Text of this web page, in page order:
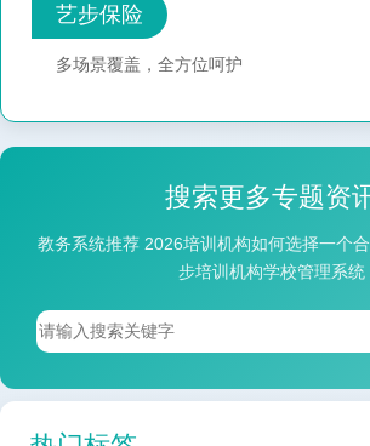
艺步保险
多场景覆盖，全方位呵护
搜索更多专题资
教务系统推荐 2026培训机构如何选择一个
步培训机构学校管理系统